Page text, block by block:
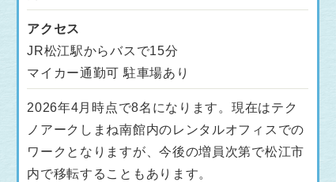
アクセス
JR松江駅からバスで15分
マイカー通勤可 駐車場あり
2026年4月時点で8名になります。現在はテク
ノアークしまね南館内のレンタルオフィスでの
ワークとなりますが、今後の増員次第で松江市
内で移転することもあります。